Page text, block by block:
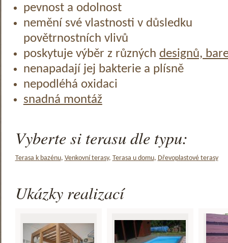
pevnost a odolnost
nemění své vlastnosti v důsledku
povětrnostních vlivů
poskytuje výběr z různých designů,
nenapadají jej bakterie a plísně
nepodléhá oxidaci
snadná montáž
Vyberte si terasu dle typu:
Terasa k bazénu, Venkovní terasy, Terasa u domu, Dřevoplastové terasy
Ukázky realizací